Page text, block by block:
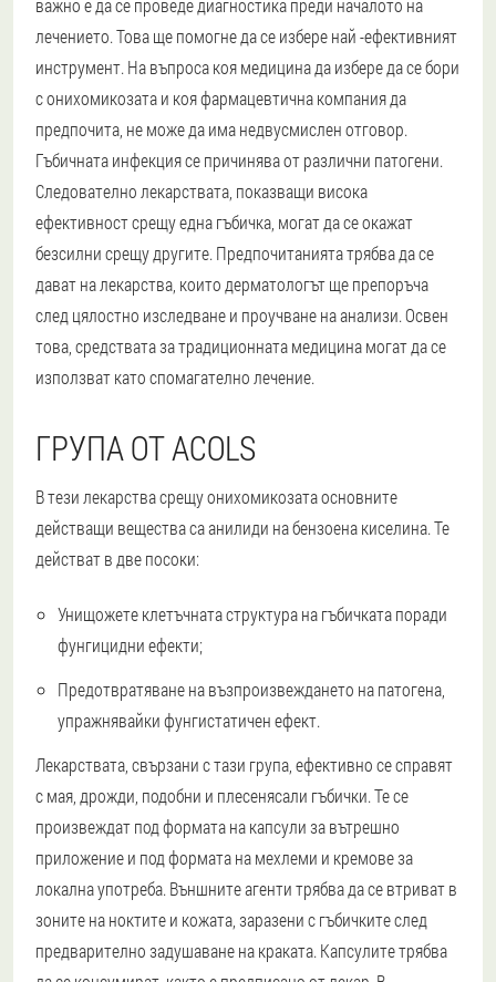
важно е да се проведе диагностика преди началото на
лечението. Това ще помогне да се избере най -ефективният
инструмент. На въпроса коя медицина да избере да се бори
с онихомикозата и коя фармацевтична компания да
предпочита, не може да има недвусмислен отговор.
Гъбичната инфекция се причинява от различни патогени.
Следователно лекарствата, показващи висока
ефективност срещу една гъбичка, могат да се окажат
безсилни срещу другите. Предпочитанията трябва да се
дават на лекарства, които дерматологът ще препоръча
след цялостно изследване и проучване на анализи. Освен
това, средствата за традиционната медицина могат да се
използват като спомагателно лечение.
ГРУПА ОТ ACOLS
В тези лекарства срещу онихомикозата основните
действащи вещества са анилиди на бензоена киселина. Те
действат в две посоки:
Унищожете клетъчната структура на гъбичката поради
фунгицидни ефекти;
Предотвратяване на възпроизвеждането на патогена,
упражнявайки фунгистатичен ефект.
Лекарствата, свързани с тази група, ефективно се справят
с мая, дрожди, подобни и плесенясали гъбички. Те се
произвеждат под формата на капсули за вътрешно
приложение и под формата на мехлеми и кремове за
локална употреба. Външните агенти трябва да се втриват в
зоните на ноктите и кожата, заразени с гъбичките след
предварително задушаване на краката. Капсулите трябва